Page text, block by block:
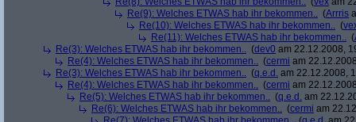
Re(9): Welches ETWAS hab ihr bekommen.. (Arrris
Re(10): Welches ETWAS hab ihr bekommen.. (
Re(11): Welches ETWAS hab ihr bekommen.. (
Re(3): Welches ETWAS hab ihr bekommen.. (dev0 am 22.12.2008,
Re(4): Welches ETWAS hab ihr bekommen.. (cermi am
Re(3): Welches ETWAS hab ihr bekommen.. (q.e.d. am 22.12.2008,
Re(4): Welches ETWAS hab ihr bekommen.. (cermi am
Re(5): Welches ETWAS hab ihr bekommen.. (q.e.d. am
Re(6): Welches ETWAS hab ihr bekommen.. (cermi am